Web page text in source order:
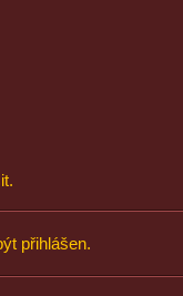
přihlášen.